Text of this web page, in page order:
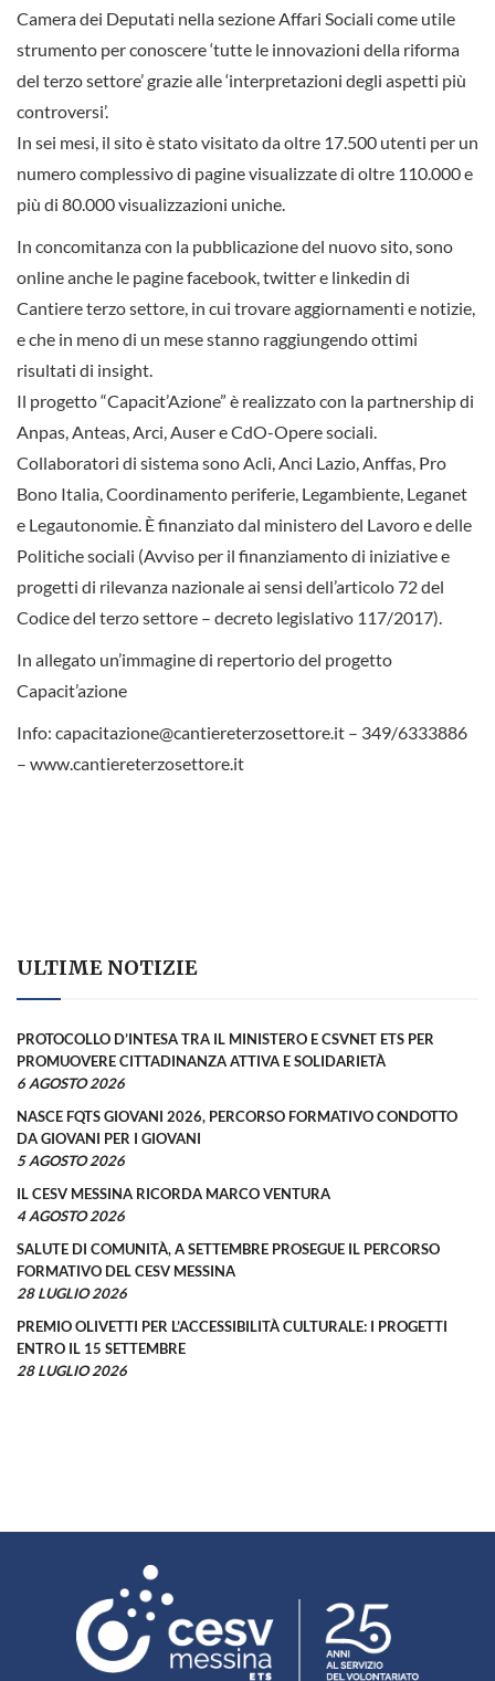
Camera dei Deputati nella sezione Affari Sociali come utile
strumento per conoscere ‘tutte le innovazioni della riforma
del terzo settore’ grazie alle ‘interpretazioni degli aspetti più
controversi’.
In sei mesi, il sito è stato visitato da oltre 17.500 utenti per un
numero complessivo di pagine visualizzate di oltre 110.000 e
più di 80.000 visualizzazioni uniche.
In concomitanza con la pubblicazione del nuovo sito, sono
online anche le pagine facebook, twitter e linkedin di
Cantiere terzo settore, in cui trovare aggiornamenti e notizie,
e che in meno di un mese stanno raggiungendo ottimi
risultati di insight.
Il progetto “Capacit’Azione” è realizzato con la partnership di
Anpas, Anteas, Arci, Auser e CdO-Opere sociali.
Collaboratori di sistema sono Acli, Anci Lazio, Anffas, Pro
Bono Italia, Coordinamento periferie, Legambiente, Leganet
e Legautonomie. È finanziato dal ministero del Lavoro e delle
Politiche sociali (Avviso per il finanziamento di iniziative e
progetti di rilevanza nazionale ai sensi dell’articolo 72 del
Codice del terzo settore – decreto legislativo 117/2017).
In allegato un’immagine di repertorio del progetto
Capacit’azione
Info: capacitazione@cantiereterzosettore.it – 349/6333886
– www.cantiereterzosettore.it
ULTIME NOTIZIE
PROTOCOLLO D’INTESA TRA IL MINISTERO E CSVNET ETS PER
PROMUOVERE CITTADINANZA ATTIVA E SOLIDARIETÀ
6 AGOSTO 2026
NASCE FQTS GIOVANI 2026, PERCORSO FORMATIVO CONDOTTO
DA GIOVANI PER I GIOVANI
5 AGOSTO 2026
IL CESV MESSINA RICORDA MARCO VENTURA
4 AGOSTO 2026
SALUTE DI COMUNITÀ, A SETTEMBRE PROSEGUE IL PERCORSO
FORMATIVO DEL CESV MESSINA
28 LUGLIO 2026
PREMIO OLIVETTI PER L’ACCESSIBILITÀ CULTURALE: I PROGETTI
ENTRO IL 15 SETTEMBRE
28 LUGLIO 2026